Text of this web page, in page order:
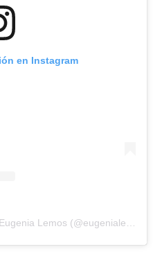
en Instagram
Una publicación compartida de Eugenia Lemos (@eugenialemosok)